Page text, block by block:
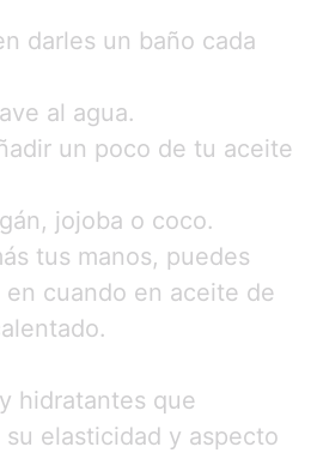
darles un baño cada
al agua.
un poco de tu aceite
jojoba o coco.
tus manos, puedes
cuando en aceite de
hidratantes que
elasticidad y aspecto